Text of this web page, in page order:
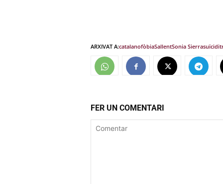
ARXIVAT A:catalanofòbiaSallentSonia Sierrasuïcidi
FER UN COMENTARI